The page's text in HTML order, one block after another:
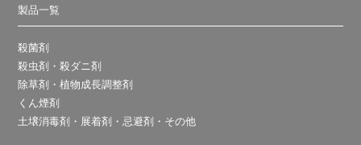
製品一覧
殺菌剤
殺虫剤・殺ダニ剤
除草剤・植物成長調整剤
くん煙剤
土壌消毒剤・展着剤・忌避剤・その他